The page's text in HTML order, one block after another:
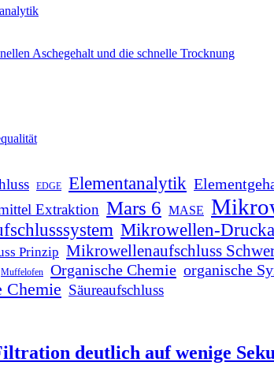
Aschegehalt und die schnelle Trocknung
EDGE Elementanalytik
Extraktion Mars 6 MASE
Mikrowellen-
Prinzip Mikrowellenaufschluss
Muffelofen Organische Chemie organische
Chemie Säureaufschluss
deutlich auf wenige